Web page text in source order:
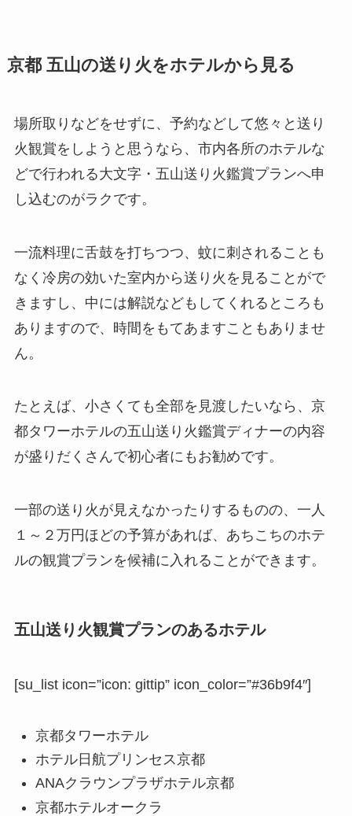
京都 五山の送り火をホテルから見る
場所取りなどをせずに、予約などして悠々と送り
火観賞をしようと思うなら、市内各所のホテルな
どで行われる大文字・五山送り火鑑賞プランへ申
し込むのがラクです。
一流料理に舌鼓を打ちつつ、蚊に刺されることも
なく冷房の効いた室内から送り火を見ることがで
きますし、中には解説などもしてくれるところも
ありますので、時間をもてあますこともありませ
ん。
たとえば、 小さくても全部を見渡したいなら、京
都タワーホテルの五山送り火鑑賞ディナーの内容
が盛りだくさんで初心者にもお勧めです。
一部の送り火が見えなかったりするものの、一人
１～２万円ほどの予算があれば、あちこちのホテ
ルの観賞プランを候補に入れることができます。
五山送り火観賞プランのあるホテル
[su_list icon=”icon: gittip” icon_color=”#36b9f4″]
京都タワーホテル
ホテル日航プリンセス京都
ANAクラウンプラザホテル京都
京都ホテルオークラ